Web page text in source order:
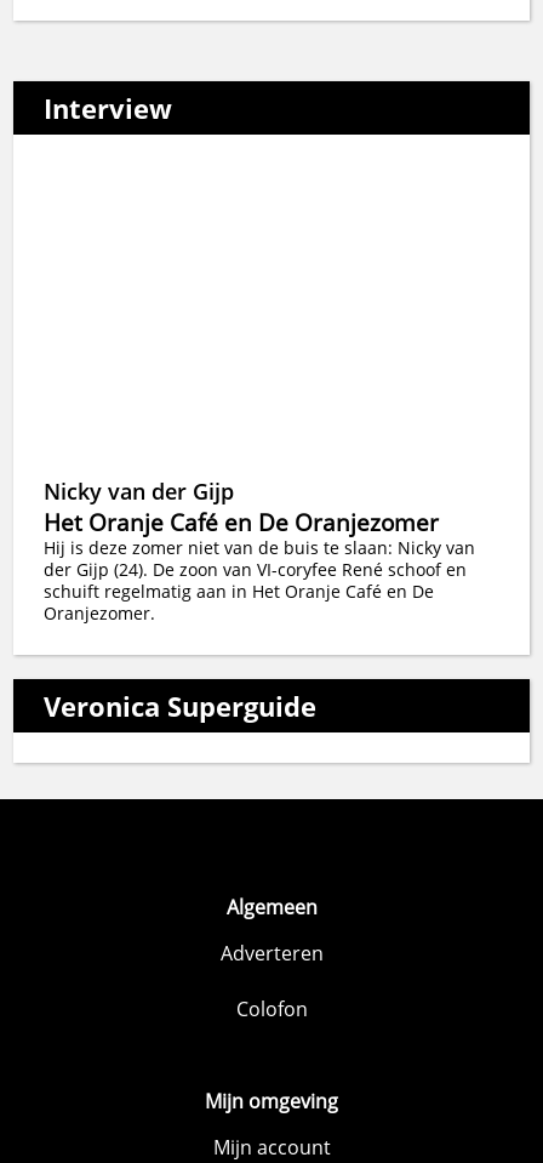
Interview
Nicky van der Gijp
Het Oranje Café en De Oranjezomer
Hij is deze zomer niet van de buis te slaan: Nicky van
der Gijp (24). De zoon van VI-coryfee René schoof en
schuift regelmatig aan in Het Oranje Café en De
Oranjezomer.
Veronica Superguide
Algemeen
Adverteren
Colofon
Mijn omgeving
Mijn account